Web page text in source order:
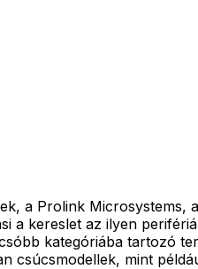
a Prolink Microsystems,
kereslet az ilyen
kategóriába tartozó
mint